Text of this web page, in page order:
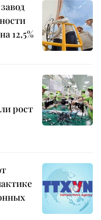
12,5%
рост